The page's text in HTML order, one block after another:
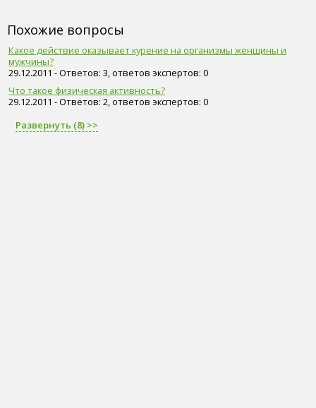
Похожие вопросы
Какое действие оказывает курение на организмы женщины и
мужчины?
29.12.2011 - Ответов: 3, ответов экспертов: 0
Что такое физическая активность?
29.12.2011 - Ответов: 2, ответов экспертов: 0
Развернуть (8) >>